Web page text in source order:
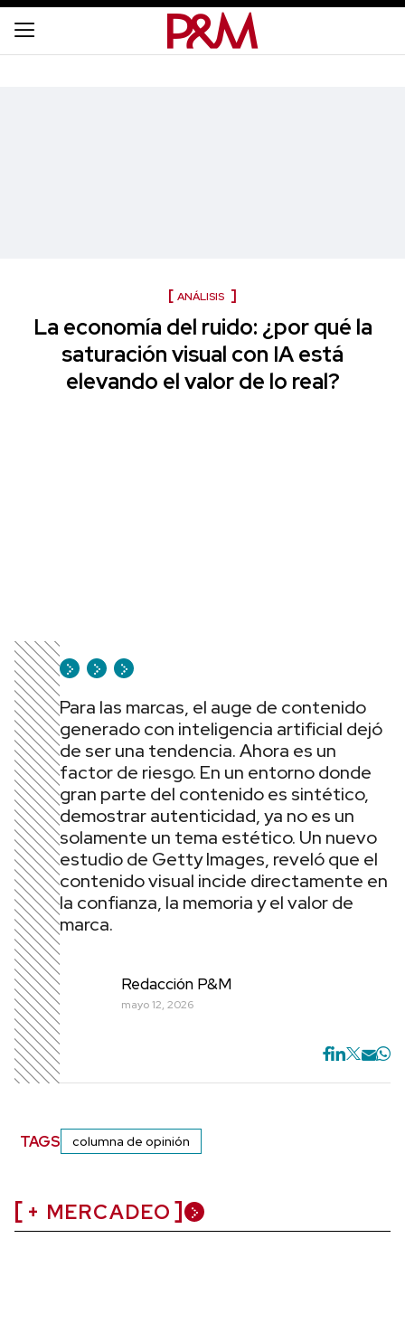
ANÁLISIS
La economía del ruido: ¿por qué la
saturación visual con IA está
elevando el valor de lo real?
Para las marcas, el auge de contenido
generado con inteligencia artificial dejó
de ser una tendencia. Ahora es un
factor de riesgo. En un entorno donde
gran parte del contenido es sintético,
demostrar autenticidad, ya no es un
solamente un tema estético. Un nuevo
estudio de Getty Images, reveló que el
contenido visual incide directamente en
la confianza, la memoria y el valor de
marca.
Redacción P&M
mayo 12, 2026
TAGS columna de opinión
+ MERCADEO